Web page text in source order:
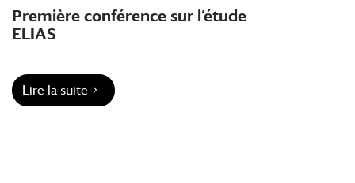
Première conférence sur l’étude
ELIAS
Lire la suite